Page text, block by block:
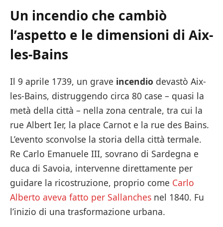
Un incendio che cambiò
l’aspetto e le dimensioni di Aix-
les-Bains
Il 9 aprile 1739, un grave incendio devastò Aix-
les-Bains, distruggendo circa 80 case – quasi la
metà della città – nella zona centrale, tra cui la
rue Albert Ier, la place Carnot e la rue des Bains.
L’evento sconvolse la storia della città termale.
Re Carlo Emanuele III, sovrano di Sardegna e
duca di Savoia, intervenne direttamente per
guidare la ricostruzione, proprio come Carlo
Alberto aveva fatto per Sallanches nel 1840. Fu
l’inizio di una trasformazione urbana.